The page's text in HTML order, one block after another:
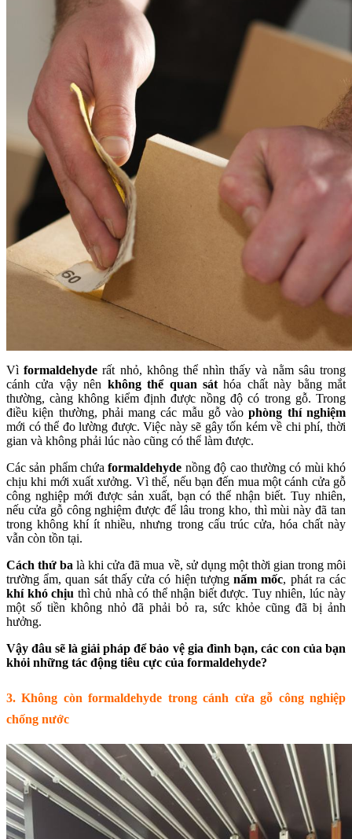
Vìformaldehyde rất nhỏ, không thể nhìn thấy và nằm sâu trong
cánh cửa vậy nên không thể quan sáthóa chất này bằng mắt
thường, càng không kiểm định được nồng độ có trong gỗ. Trong
điều kiện thường, phải mang các mẫu gỗ vàophòng thí nghiệm
mới có thể đo lường được. Việc này sẽ gây tốn kém về chi phí, thời
gian và không phải lúc nào cũng có thể làm được.
Các sản phẩm chứaformaldehyde nồng độ cao thường có mùi khó
chịu khi mới xuất xưởng. Vì thế, nếu bạn đến mua một cánh cửa gỗ
công nghiệp mới được sản xuất, bạn có thể nhận biết. Tuy nhiên,
nếu cửa gỗ công nghiệm được để lâu trong kho, thì mùi này đã tan
trong không khí ít nhiều, nhưng trong cấu trúc cửa, hóa chất này
vẫn còn tồn tại.
Cách thứ ba là khi cửa đã mua về, sử dụng một thời gian trong môi
trường ẩm, quan sát thấy cửa có hiện tượngnấm mốc, phát ra các
khí khó chịu thì chủ nhà có thể nhận biết được. Tuy nhiên, lúc này
một số tiền không nhỏ đã phải bỏ ra, sức khỏe cũng đã bị ảnh
hưởng.
Vậy đâu sẽ là giải pháp để bảo vệ gia đình bạn, các con của bạn
khỏi những tác động tiêu cực của formaldehyde?
3. Không còn formaldehyde trong cánh cửa gỗ công nghiệp
chống nước